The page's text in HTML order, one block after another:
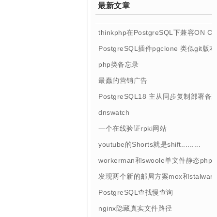
最新文章
thinkphp在PostgreSQL下兼容ON
PostgreSQL插件pgclone 类似git版
php类备忘录
最蠢的营销广告
PostgreSQL18 主从同步复制部署备
dnswatch
一个在线验证rpki网站
youtube的Shorts就是shift.........
workerman和swoole单文件静态php
发现两个新的邮局方案mox和stalwart
PostgreSQL查找慢查询
nginx隐藏真实文件路径